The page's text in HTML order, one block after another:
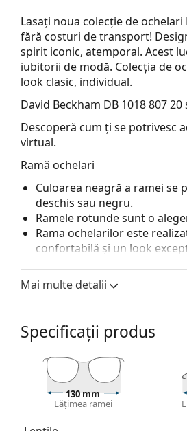
Lasați noua colecție de
fără costuri de transport!
spirit iconic, atemporal. Acest
iubitorii de modă. Colecția de
look clasic, individual.
David Beckham DB 1018 807 20
Descoperă cum ți se potrivesc
virtual.
Ramă ochelari
Culoarea neagră a ramei se
deschis sau negru.
Ramele rotunde sunt o
Rama ochelarilor este
confortabilă și un look
o pereche de brațe. Aceștia
avantajele lor putem
inclusiv cele cu putere optică
Balamalele cu arc permit
mare la purtare. Ramele
mult timp.
Accesorii
Livrăm ochelarii în husa lor
Mai multe detalii
Specificații produs
130 mm
Lățimea ramei